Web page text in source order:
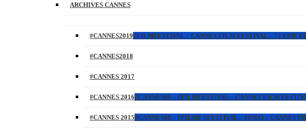
ARCHIVES CANNES
#CANNES2019#FILMFESTIVAL – CANNES FILM FESTIVAL – 72 EME
#CANNES2018
#CANNES 2017
#CANNES 2016#CANNES69 – #FILMFESTIVAL – CANNES FILM
#CANNES 2015#CANNES68 – #FILMF #FESTIVAL – #INFO – CANNES